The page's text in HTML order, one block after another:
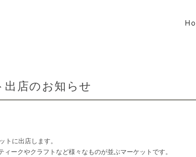
店のお知らせ
トに出店します。
ークやクラフトなど様々なものが並ぶマーケットです。